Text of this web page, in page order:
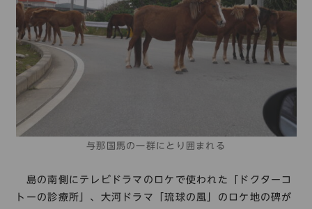
与那国馬の一群にとり囲まれる
島の南側にテレビドラマのロケで使われた「ドクターコ
トーの診療所」、大河ドラマ「琉球の風」のロケ地の碑が